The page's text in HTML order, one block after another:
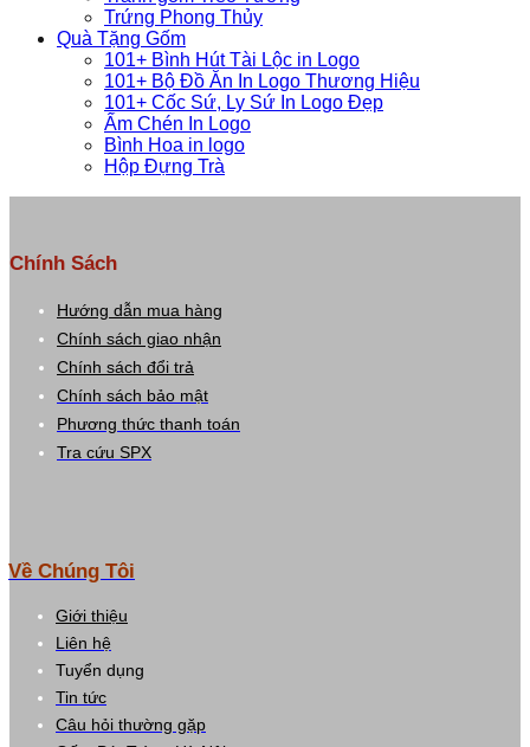
Trứng Phong Thủy
Quà Tặng Gốm
101+ Bình Hút Tài Lộc in Logo
101+ Bộ Đồ Ăn In Logo Thương Hiệu
101+ Cốc Sứ, Ly Sứ In Logo Đẹp
Ấm Chén In Logo
Bình Hoa in logo
Hộp Đựng Trà
Chính Sách
Hướng dẫn mua hàng
Chính sách giao nhận
Chính sách đổi trả
Chính sách bảo mật
Phương thức thanh toán
Tra cứu SPX
Về Chúng Tôi
Giới thiệu
Liên hệ
Tuyển dụng
Tin tức
Câu hỏi thường gặp